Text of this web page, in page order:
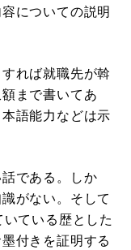
についての説明
れば就職先が斡
まで書いてあ
語能力などは示
である。しか
がない。そして
ている歴とした
付きを証明する